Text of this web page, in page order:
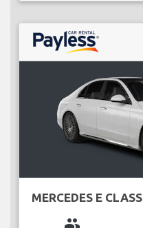
MERCEDES E CLASS
group